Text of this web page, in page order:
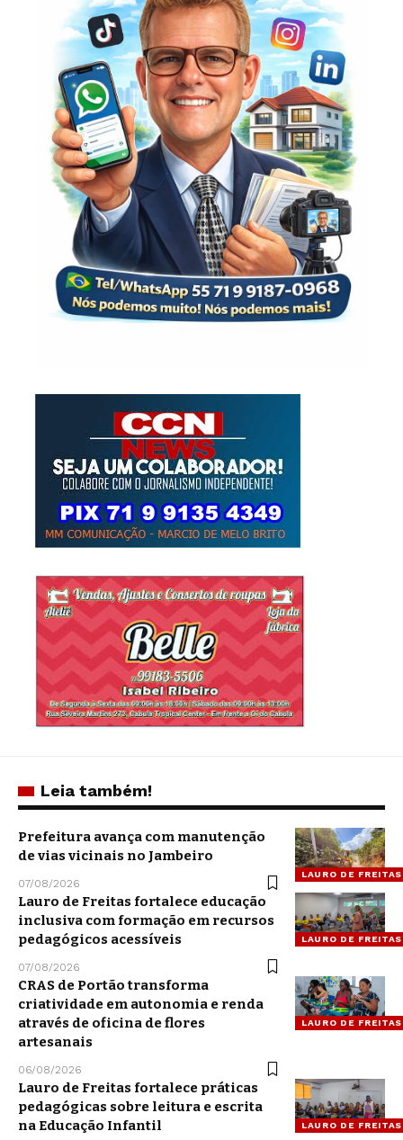
Leia também!
LAURO DE FREITAS
Prefeitura avança com manutenção
de vias vicinais no Jambeiro
07/08/2026
LAURO DE FREITAS
Lauro de Freitas fortalece educação
inclusiva com formação em recursos
pedagógicos acessíveis
07/08/2026
LAURO DE FREITAS
CRAS de Portão transforma
criatividade em autonomia e renda
através de oficina de flores
artesanais
06/08/2026
LAURO DE FREITAS
Lauro de Freitas fortalece práticas
pedagógicas sobre leitura e escrita
na Educação Infantil